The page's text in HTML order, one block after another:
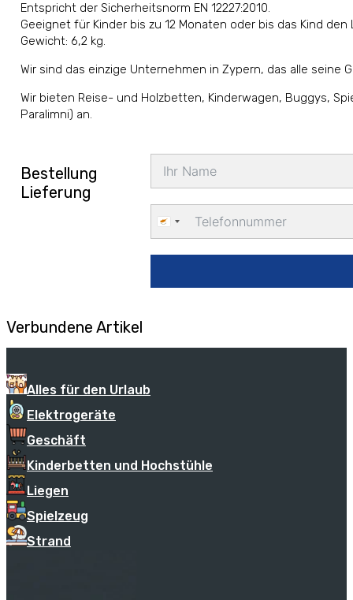
Entspricht der Sicherheitsnorm EN 12227:2010.
Geeignet für Kinder bis zu 12 Monaten oder bis das Kind
Gewicht: 6,2 kg.
Wir sind das einzige Unternehmen in Zypern, das alle
Wir bieten Reise- und Holzbetten, Kinderwagen, Buggys,
Paralimni) an.
Bestellung
Lieferung
Cyprus
+357
Verbundene Artikel
Alles für den Urlaub
Elektrogeräte
Geschäft
Kinderbetten und Hochstühle
Liegen
Spielzeug
Strand